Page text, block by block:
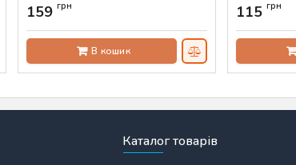
Артикул:
159 грн
В кошик
Артикул:AS-
115грн
Каталог товарів